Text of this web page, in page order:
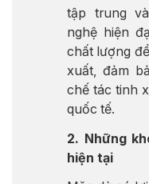
tập trung
nghệ hiện
chất lượng
xuất, đảm
chế tác tinh
quốc tế.
2. Những
hiện tại